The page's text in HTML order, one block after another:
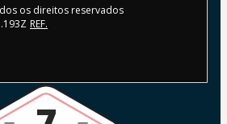
os direitos reservados
REF.